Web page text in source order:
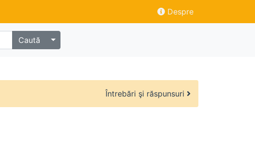
Despre
Caută
Întrebări şi răspunsuri